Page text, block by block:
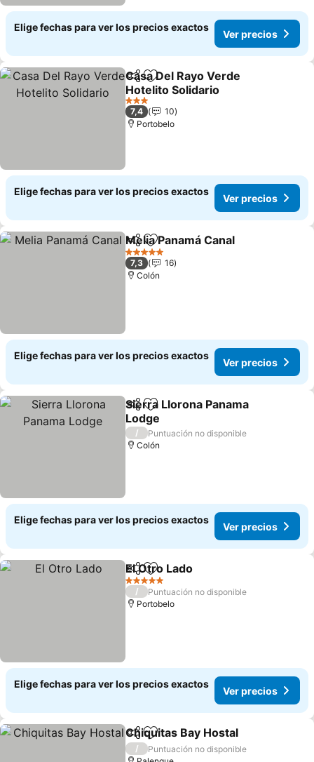
Elige fechas para ver los precios exactos
Ver precios
CompartirAgregar a favoritos
Casa Del Rayo Verde
Hotelito Solidario
3 Estrellas
7,4
10
Portobelo
Elige fechas para ver los precios exactos
Ver precios
CompartirAgregar a favoritos
Melia Panamá Canal
5 Estrellas
7,3
16
Colón
Elige fechas para ver los precios exactos
Ver precios
CompartirAgregar a favoritos
Sierra Llorona Panama
Lodge
/
Puntuación no disponible
Colón
Elige fechas para ver los precios exactos
Ver precios
CompartirAgregar a favoritos
El Otro Lado
5 Estrellas
/
Puntuación no disponible
Portobelo
Elige fechas para ver los precios exactos
Ver precios
CompartirAgregar a favoritos
Chiquitas Bay Hostal
/
Puntuación no disponible